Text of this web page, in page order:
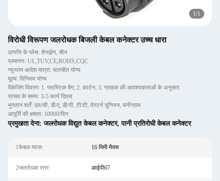
1/1
विरोधी विरूपण जलरोधक बिजली केबल कनेक्टर उच्च धारा
उत्पत्ति के प्लेस: शेनझेन, चीन
प्रमाणन: UL,TUV,CE,ROHS,CQC
न्यूनतम आदेश मात्रा: बातचीत योग्य
मूल्य: विनिमय योग्य
पैकेजिंग विवरण: 1. प्लास्टिक बैग; 2. कार्टन; 3. ग्राहक की आवश्यकताओं के अनुसार
प्रसव के समय: 3-5 कार्य दिवस
भुगतान शर्तें: एल/सी, डी/ए, डी/पी, टी/टी, वेस्टर्न यूनियन, मनीग्राम
आपूर्ति की क्षमता: 10000/दिन
प्रमुखता देना:जलरोधक विद्युत केबल कनेक्टर,पानी प्रतिरोधी केबल कनेक्टर
1केबल व्यास: 16 मिमी मैक्स
2जलरोधक स्तर: आईपी67